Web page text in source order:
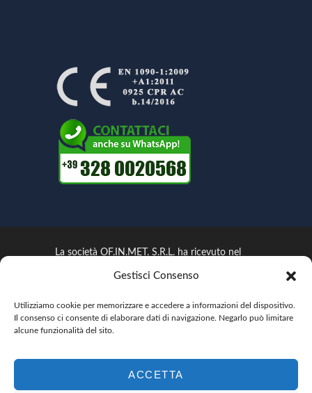
Gestisci Consenso
Utilizziamo cookie per memorizzare e accedere a informazioni del dispositivo.
Il consenso ci consente di elaborare dati di navigazione. Negarlo può limitare
alcune funzionalità del sito.
ACCETTA
La società OF.IN.MET. S.R.L. ha ricevuto nel
corso del 2021 aiuti di stato (Avviso pubblico
realizzazione di interventi in materia di salute e
sicurezza sul lavoro in attuazione del'art. 11,
INAIL) pubblicati sul RNA sezione Trasparenza.
Informazione ai sensi dell’art. 35 comma 1 del Decreto